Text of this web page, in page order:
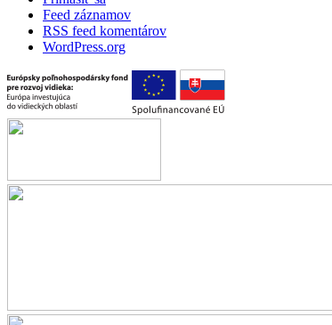
Feed záznamov
RSS feed komentárov
WordPress.org